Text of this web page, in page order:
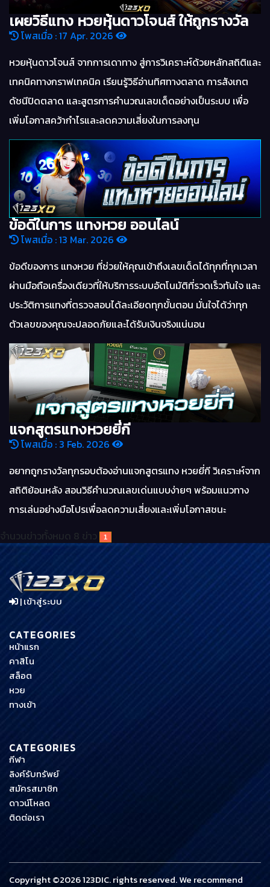
เผยวิธีแทง หวยหุ้นดาวโจนส์ ให้ถูกรางวัล
โพสเมื่อ : 17 Apr. 2026
หวยหุ้นดาวโจนส์ จากการเดาทาง สู่การวิเคราะห์ด้วยหลักสถิติและ
เทคนิคทางกราฟเทคนิค เรียนรู้วิธีอ่านทิศทางตลาด การสังเกต
ดัชนีปิดตลาด และสูตรการคำนวณเลขเด็ดอย่างเป็นระบบ เพื่อ
เพิ่มโอกาสคว้ากำไรและลดความเสี่ยงในการลงทุน
ข้อดีในการ แทงหวย ออนไลน์
โพสเมื่อ : 13 Mar. 2026
ข้อดีของการ แทงหวย ที่ช่วยให้คุณเข้าถึงเลขเด็ดได้ทุกที่ทุกเวลา
ผ่านมือถือเครื่องเดียวที่ให้บริการระบบอัตโนมัติที่รวดเร็วทันใจ และ
ประวัติการแทงที่ตรวจสอบได้ละเอียดทุกขั้นตอน มั่นใจได้ว่าทุก
ตัวเลขของคุณจะปลอดภัยและได้รับเงินจริงแน่นอน
แจกสูตรแทงหวยยี่กี
โพสเมื่อ : 3 Feb. 2026
อยากถูกรางวัลทุกรอบต้องอ่านแจกสูตรแทง หวยยี่กี วิเคราะห์จาก
สถิติย้อนหลัง สอนวิธีคำนวณเลขเด่นแบบง่ายๆ พร้อมแนวทาง
การเล่นอย่างมือโปรเพื่อลดความเสี่ยงและเพิ่มโอกาสชนะ
จำนวนข่าวทั้งหมด 8 ข่าว
1
| เข้าสู่ระบบ
CATEGORIES
หน้าแรก
คาสิโน
สล็อต
หวย
ทางเข้า
CATEGORIES
กีฬา
ลิงค์รับทรัพย์
สมัครสมาชิก
ดาวน์โหลด
ติดต่อเรา
Copyright ©2026 123DIC. rights reserved. We recommend